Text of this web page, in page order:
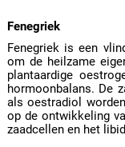
Fenegriek
Fenegriek is een
om de heilzame
plantaardige
hormoonbalans. De
als oestradiol
op de ontwikkeling
zaadcellen en het